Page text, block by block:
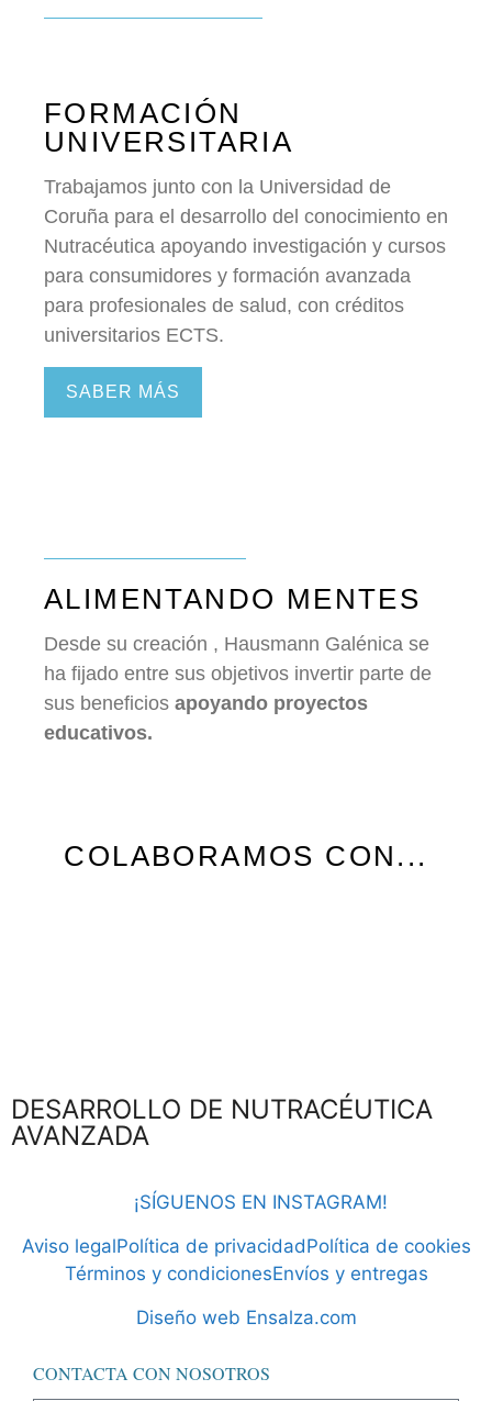
FORMACIÓN
UNIVERSITARIA
Trabajamos junto con la Universidad de
Coruña para el desarrollo del conocimiento en
Nutracéutica apoyando investigación y cursos
para consumidores y formación avanzada
para profesionales de salud, con créditos
universitarios ECTS.
SABER MÁS
ALIMENTANDO MENTES
Desde su creación , Hausmann Galénica se
ha fijado entre sus objetivos invertir parte de
sus beneficios apoyando proyectos
educativos.
COLABORAMOS CON...
DESARROLLO DE NUTRACÉUTICA
AVANZADA
¡SÍGUENOS EN INSTAGRAM!
Aviso legalPolítica de privacidadPolítica de cookies
Términos y condicionesEnvíos y entregas
Diseño web Ensalza.com
CONTACTA CON NOSOTROS